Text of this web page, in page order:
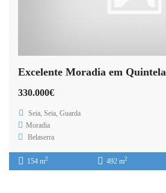
Excelente Moradia em Quintela
330.000€
Seia, Seia, Guarda
Moradia
Belaserra
154 m2 492 m2